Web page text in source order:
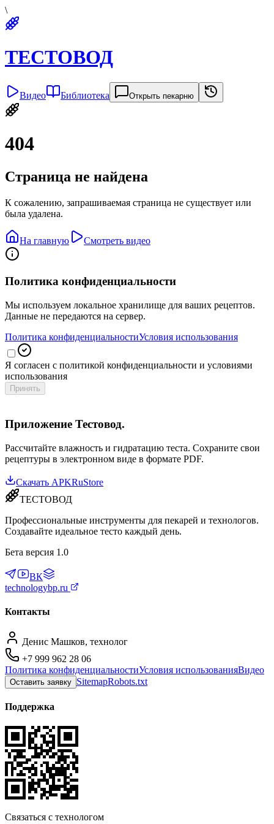
\
ТЕСТОВОД
Видео Библиотека Открыть пекарню
404
Страница не найдена
К сожалению, запрашиваемая страница не существует или
была удалена.
На главную Смотреть видео
Политика конфиденциальности
Мы используем локальное хранилище для ваших рецептов.
Данные не передаются на сервер.
Политика конфиденциальностиУсловия использования
Я согласен с политикой конфиденциальности и условиями
использования
Принять
Приложение Тестовод.
Рассчитайте влажность и гидратацию теста. Сохраните свои
рецептуры в электронном виде в формате PDF.
Скачать APKRuStore
ТЕСТОВОД
Профессиональные инструменты для пекарей и технологов.
Создавайте идеальное тесто каждый день.
Бета версия 1.0
ВК
technologybp.ru
Контакты
Денис Машков, технолог
+7 999 962 28 06
Политика конфиденциальностиУсловия использованияВидео
Оставить заявку SitemapRobots.txt
Поддержка
Связаться с технологом